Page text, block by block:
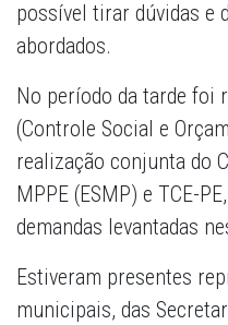
possível tirar dúvidas e
abordados.
No período da tarde foi
(Controle Social e
realização conjunta do
MPPE (ESMP) e TCE-
demandas levantadas
Estiveram presentes
municipais, das